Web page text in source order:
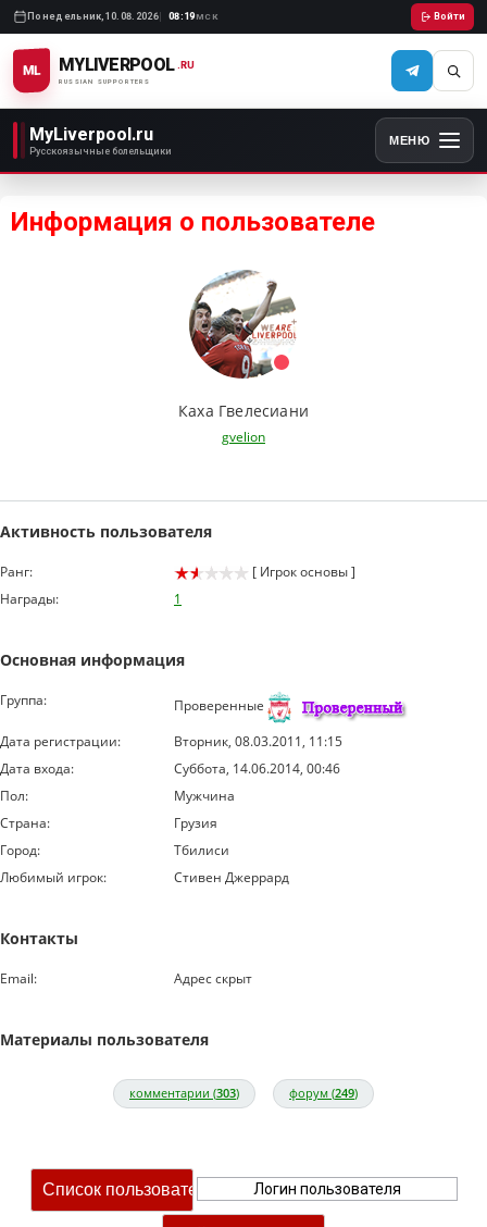
Понедельник, 10.08.2026 08:19 МСК Войти
ML MYLIVERPOOL
RUSSIAN SUPPORTERS
.RU
MyLiverpool.ru
Русскоязычные болельщики
МЕНЮ
Информация о пользователе
Каха Гвелесиани
gvelion
Активность пользователя
Ранг:
[ Игрок основы ]
Награды:
1
Основная информация
Группа:
Проверенные
Дата регистрации:
Вторник, 08.03.2011, 11:15
Дата входа:
Суббота, 14.06.2014, 00:46
Пол:
Мужчина
Страна:
Грузия
Город:
Тбилиси
Любимый игрок:
Стивен Джеррард
Контакты
Email: Адрес скрыт
Материалы пользователя
комментарии (303) форум (249)